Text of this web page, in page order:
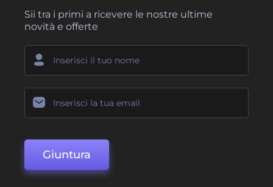
Sii tra i primi a ricevere le nostre ultime
novità e offerte
Giuntura